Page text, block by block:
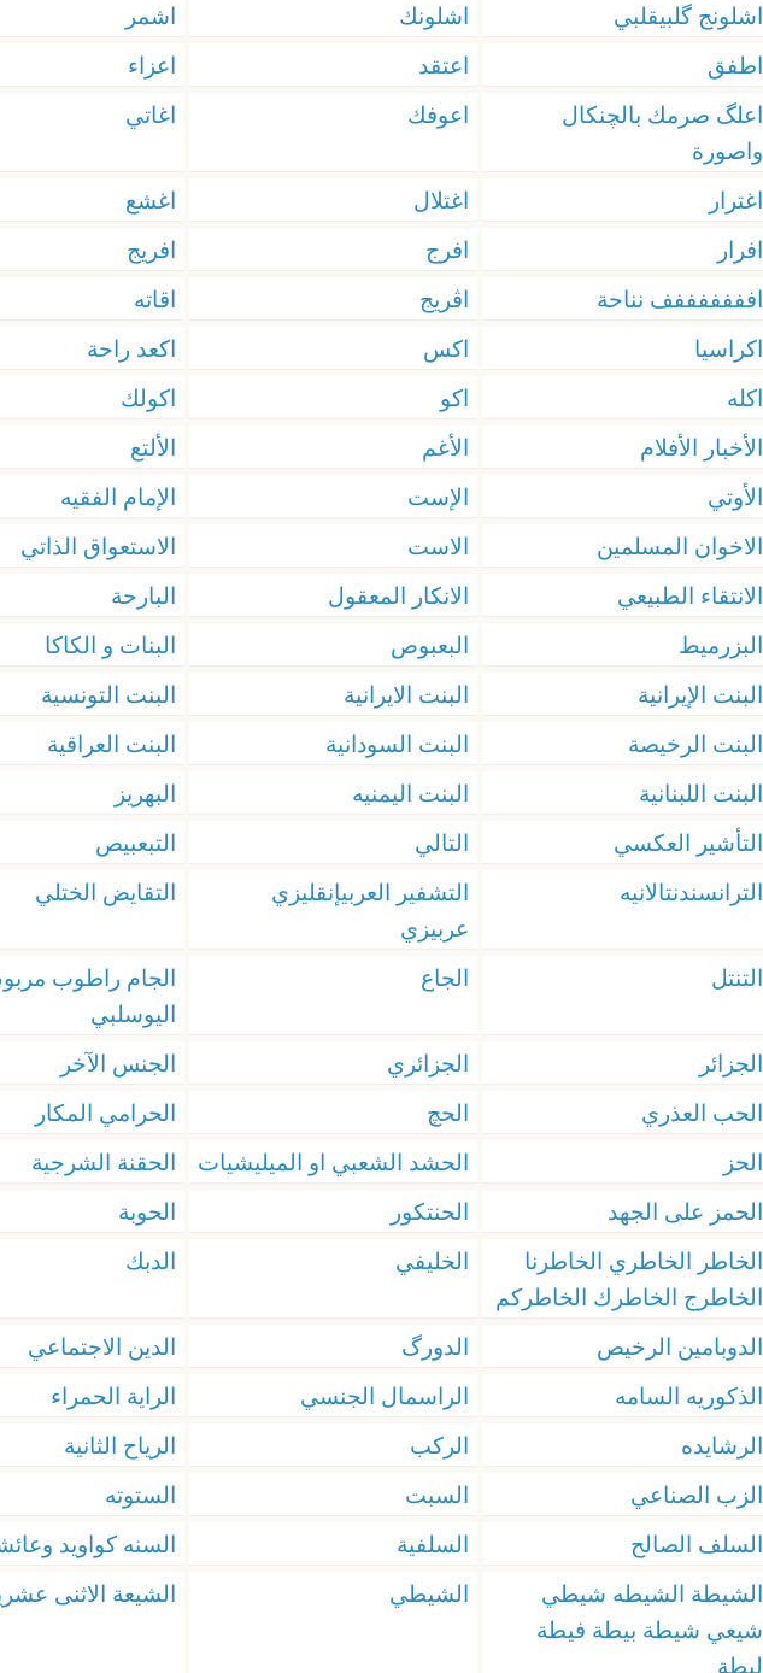
اشلونج گلبيقلبي اشلونك
اشمر
اطفق اعتقد
اعزاء
اعلگ صرمك بالچنكال
واصورة
اعوفك اغاتي
اغترار اغتلال
اغشع
افرار افرج
افريج
افففففففف نناحة اڤريج
اقاته
اكراسيا اكس
اكعد راحة
اكله اكو
اكولك
الأخبار الأفلام الأغم
الألتع
الأوتي الإست
الإمام الفقيه
الاخوان المسلمين الاست
الاستعواق الذاتي
الانتقاء الطبيعي الانكار المعقول
البارحة
البزرميط البعبوص
البنات و الكاكا
البنت الإيرانية البنت الايرانية
البنت التونسية
البنت الرخيصة البنت السودانية
البنت العراقية
البنت اللبنانية البنت اليمنيه
البهريز
التأشير العكسي التالي
التبعبيص
الترانسندنتالانيه
التشفير العربيإنقليزي
عربيزي
التقايض الختلي
التنتل الجاع
الجام راطوب
اليوسلبي
الجزائر الجزائري
الجنس الآخر
الحب العذري الحچ
الحرامي المكار
الحز الحشد الشعبي او الميليشيات
الحقنة الشرجية
الحمز على الجهد الحنتكور
الحوبة
الخاطر الخاطري الخاطرنا
الخاطرج الخاطرك الخاطركم
الخليفي الدبك
الدوبامين الرخيص الدورگ
الدين الاجتماعي
الذكوريه السامه الراسمال الجنسي
الراية الحمراء
الرشايده الركب
الرياح الثانية
الزب الصناعي السبت
الستوته
السلف الصالح السلفية
السنه كواويد
الشيطة الشيطه شيطي
شيعي شيطة بيطة فيطة
ليطة
الشيطي الشيعة الاثنى